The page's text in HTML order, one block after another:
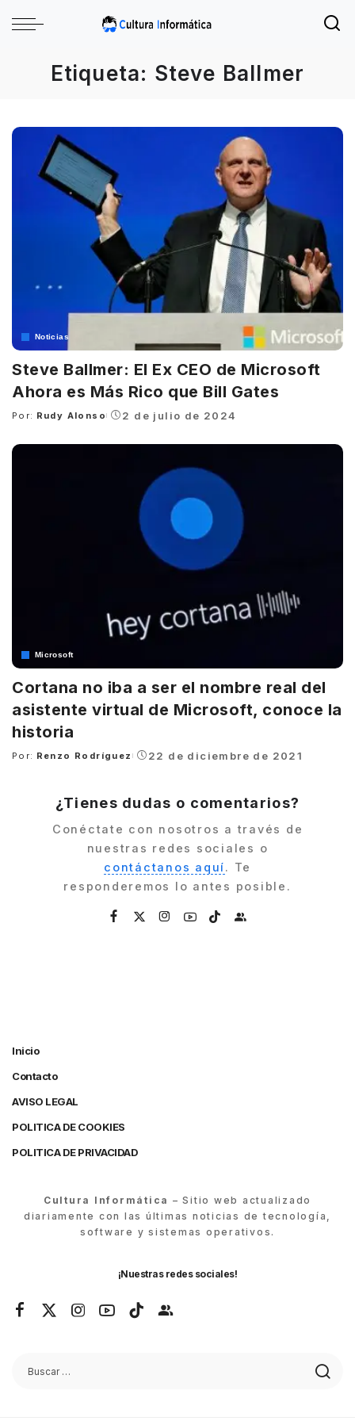
Etiqueta: Steve Ballmer
Noticias
Steve Ballmer: El Ex CEO de Microsoft
Ahora es Más Rico que Bill Gates
Posted
Por: Rudy Alonso 2 de julio de 2024
Microsoft
Cortana no iba a ser el nombre real del
asistente virtual de Microsoft, conoce la
historia
Posted
Por: Renzo Rodríguez 22 de diciembre de 2021
¿Tienes dudas o comentarios?
Conéctate con nosotros a través de
nuestras redes sociales o
contáctanos aquí. Te
responderemos lo antes posible.
Inicio
Contacto
AVISO LEGAL
POLITICA DE COOKIES
POLITICA DE PRIVACIDAD
Cultura Informática – Sitio web actualizado
diariamente con las últimas noticias de tecnología,
software y sistemas operativos.
¡Nuestras redes sociales!